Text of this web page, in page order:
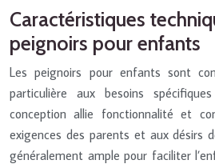
Caractéristiques
peignoirs pour enfants
Les peignoirs pour enfants sont
particulière aux besoins
conception allie fonctionnalité et
exigences des parents et aux désirs
généralement ample pour faciliter